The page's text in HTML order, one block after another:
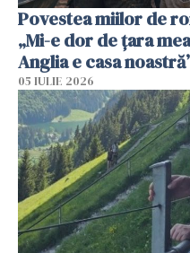
Povestea miilor de
„Mi-e dor de țara
Anglia e casa
05 IULIE 2026